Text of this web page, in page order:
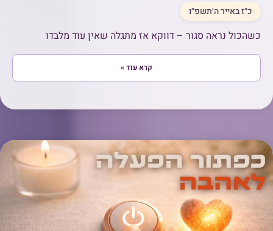
כ״ז באייר ה׳תשפ״ו
כשהכול נראה סגור – דווקא אז מתגלה שאין עוד מלבדו
קרא עוד »